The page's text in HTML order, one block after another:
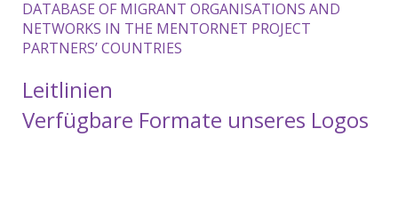
DATABASE OF MIGRANT ORGANISATIONS AND
NETWORKS IN THE MENTORNET PROJECT
PARTNERS’ COUNTRIES
Leitlinien
Verfügbare Formate unseres Logos